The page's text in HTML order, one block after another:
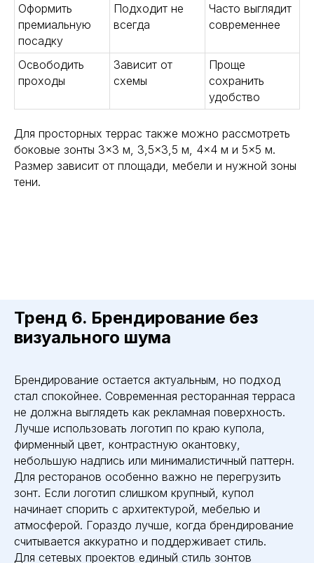
Оформить
премиальную
посадку
Подходит не
всегда
Часто выглядит
современнее
Освободить
проходы
Зависит от
схемы
Проще
сохранить
удобство
Для просторных террас также можно рассмотреть
боковые зонты 3×3 м, 3,5×3,5 м, 4×4 м и 5×5 м.
Размер зависит от площади, мебели и нужной зоны
тени.
Тренд 6. Брендирование без
визуального шума
Брендирование остается актуальным, но подход
стал спокойнее. Современная ресторанная терраса
не должна выглядеть как рекламная поверхность.
Лучше использовать логотип по краю купола,
фирменный цвет, контрастную окантовку,
небольшую надпись или минималистичный паттерн.
Для ресторанов особенно важно не перегрузить
зонт. Если логотип слишком крупный, купол
начинает спорить с архитектурой, мебелью и
атмосферой. Гораздо лучше, когда брендирование
считывается аккуратно и поддерживает стиль.
Для сетевых проектов единый стиль зонтов